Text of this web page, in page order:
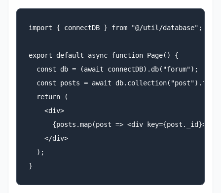
import { connectDB } from "@/util/database";
export default async function Page() {
  const db = (await connectDB).db("forum");
const posts = await
  return (
    <div>
{posts.map(post => <div
    </div>
  );
}